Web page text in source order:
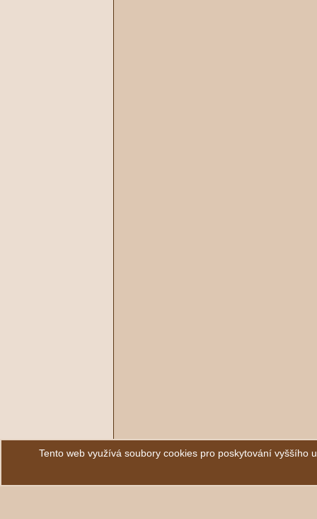
Tento web využívá soubory cookies pro poskytování